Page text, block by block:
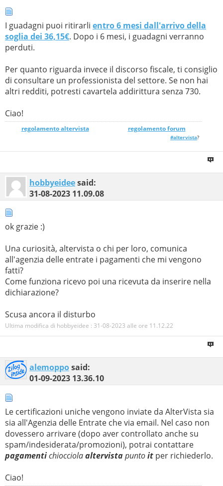
I guadagni puoi ritirarli entro 6 mesi dall'arrivo della
soglia dei 36,15€. Dopo i 6 mesi, i guadagni verranno
perduti.
Per quanto riguarda invece il discorso fiscale, ti consiglio
di consultare un professionista del settore. Se non hai
altri redditi, potresti cavartela addirittura senza 730.
Ciao!
regolamento altervista_______________ regolamento forum
#altervista?
hobbyeideesaid:
31-08-2023 11.09.08
ok grazie :)
Una curiosità, altervista o chi per loro, comunica
all'agenzia delle entrate i pagamenti che mi vengono
fatti?
Come funziona ricevo poi una ricevuta da inserire nella
dichiarazione?
Scusa ancora il disturbo
Ultima modifica di hobbyeidee : 31-08-2023 alle ore 11.12.22
alemopposaid:
01-09-2023 13.36.10
Le certificazioni uniche vengono inviate da AlterVista sia
sia all'Agenzia delle Entrate che via email. Nel caso non
dovessero arrivare (dopo aver controllato anche su
spam/indesiderata/promozioni), potrai contattare
pagamentichiocciolaaltervistapuntoit per richiederlo.
Ciao!